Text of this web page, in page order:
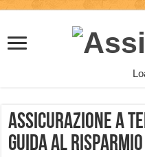
Assicurazione a
guida al risparmio